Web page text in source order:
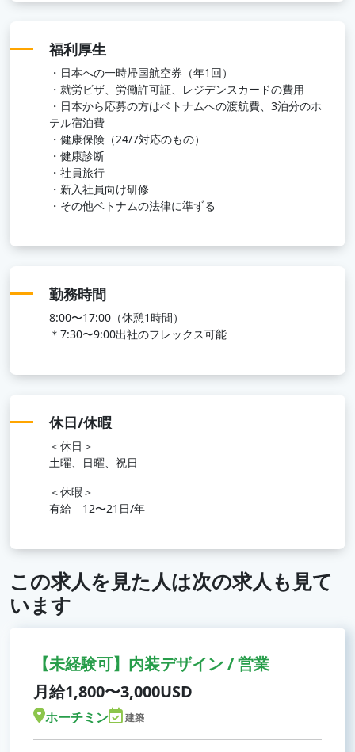
福利厚生
・日本への一時帰国航空券（年1回）
・就労ビザ、労働許可証、レジデンスカードの費用
・日本から応募の方はベトナムへの渡航費、3泊分のホ
テル宿泊費
・健康保険（24/7対応のもの）
・健康診断
・社員旅行
・新入社員向け研修
・その他ベトナムの法律に準ずる
勤務時間
8:00〜17:00（休憩1時間）
＊7:30〜9:00出社のフレックス可能
休日/休暇
＜休日＞
土曜、日曜、祝日
＜休暇＞
有給 12〜21日/年
この求人を見た人は次の求人も見て
います
【未経験可】内装デザイン / 営業
月給1,800〜3,000USD
ホーチミン 建築